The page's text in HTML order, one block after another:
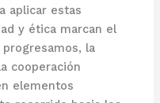
aplicar estas
y ética marcan el
la
cooperación
elementos